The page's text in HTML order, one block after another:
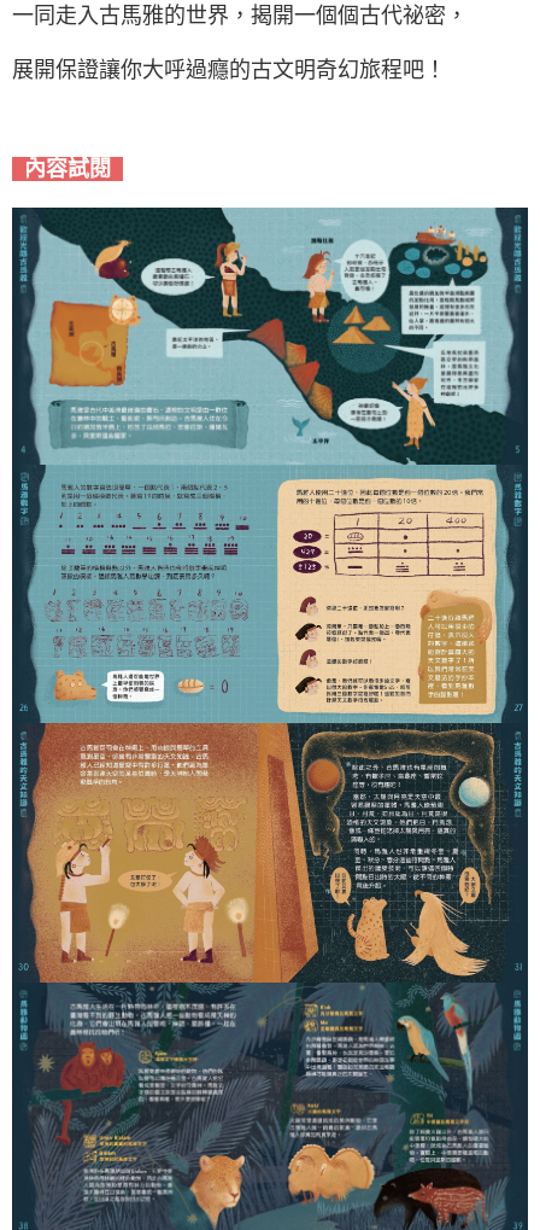
一同走入古馬雅的世界，揭開一個個古代祕密，
展開保證讓你大呼過癮的古文明奇幻旅程吧！
內容試閱